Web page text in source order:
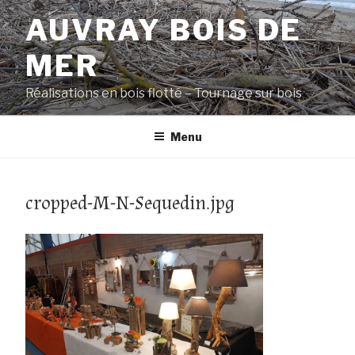
Aller
au
contenu
principal
AUVRAY BOIS DE
MER
Réalisations en bois flotté – Tournage sur bois
Menu
cropped-M-N-Sequedin.jpg